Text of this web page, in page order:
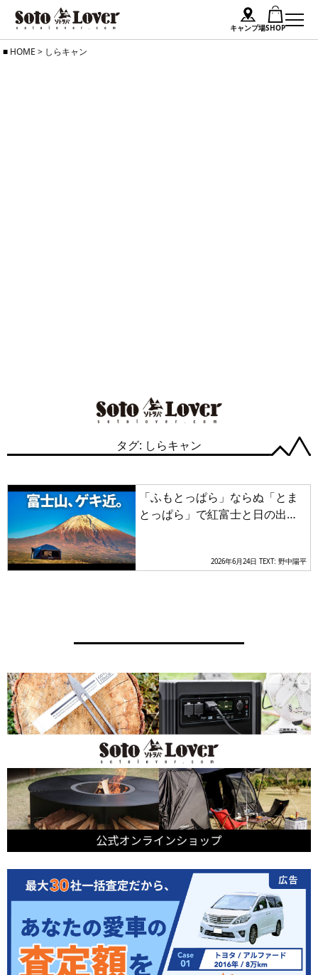
キャンプ場SHOP
SkipHOME > しらキャン
タグ: しらキャン
「ふもとっぱら」ならぬ「とま
とっぱら」で紅富士と日の出の
2026年6月24日 TEXT: 野中陽平